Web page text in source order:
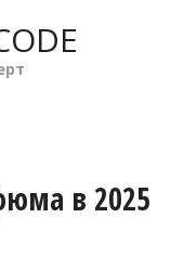
в 2025